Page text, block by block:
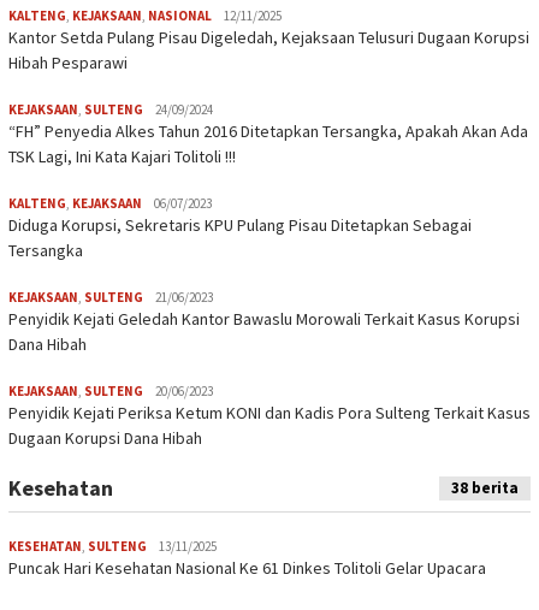
KALTENG KEJAKSAAN NASIONAL 12/11/2025
Kantor Setda Pulang Pisau Digeledah, Kejaksaan Telusuri Dugaan Korupsi
Hibah Pesparawi
KEJAKSAAN SULTENG 24/09/2024
“FH” Penyedia Alkes Tahun 2016 Ditetapkan Tersangka, Apakah Akan Ada
TSK Lagi, Ini Kata Kajari Tolitoli !!!
KALTENG KEJAKSAAN 06/07/2023
Diduga Korupsi, Sekretaris KPU Pulang Pisau Ditetapkan Sebagai
Tersangka
KEJAKSAAN SULTENG 21/06/2023
Penyidik Kejati Geledah Kantor Bawaslu Morowali Terkait Kasus Korupsi
Dana Hibah
KEJAKSAAN SULTENG 20/06/2023
Penyidik Kejati Periksa Ketum KONI dan Kadis Pora Sulteng Terkait Kasus
Dugaan Korupsi Dana Hibah
Kesehatan 38 berita
KESEHATAN, SULTENG 13/11/2025
Puncak Hari Kesehatan Nasional Ke 61 Dinkes Tolitoli Gelar Upacara